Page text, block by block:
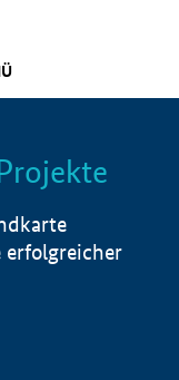
Info
erfolgreicher